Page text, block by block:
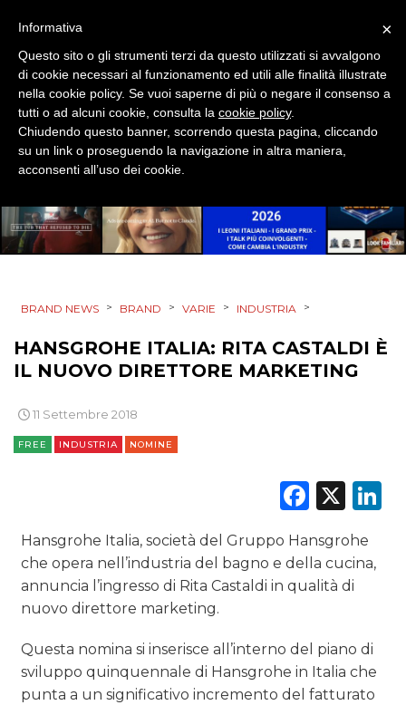
MOBILE
PROMOZIONI
PRODOTTI
PUNTI VENDITA
CSR
RADIO / AUDIO
BRAND NEWS > BRAND > VARIE > INDUSTRIA >
HANSGROHE ITALIA: RITA CASTALDI È
IL NUOVO DIRETTORE MARKETING
11 Settembre 2018
FREE INDUSTRIA NOMINE
X
Hansgrohe Italia, società del Gruppo Hansgrohe
che opera nell’industria del bagno e della cucina,
annuncia l’ingresso di Rita Castaldi in qualità di
nuovo direttore marketing.
Questa nomina si inserisce all’interno del piano di
sviluppo quinquennale di Hansgrohe in Italia che
punta a un significativo incremento del fatturato
×
Informativa
Questo sito o gli strumenti terzi da questo utilizzati si avvalgono
di cookie necessari al funzionamento ed utili alle finalità illustrate
nella cookie policy. Se vuoi saperne di più o negare il consenso a
tutti o ad alcuni cookie, consulta la cookie policy.
Chiudendo questo banner, scorrendo questa pagina, cliccando
su un link o proseguendo la navigazione in altra maniera,
acconsenti all’uso dei cookie.